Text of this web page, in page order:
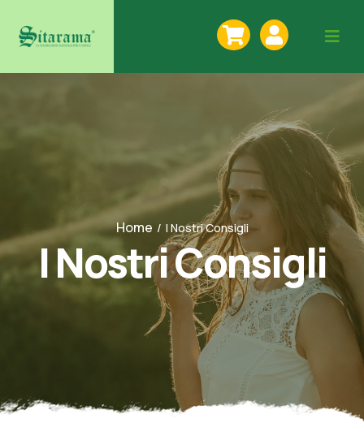
Home / I Nostri Consigli
I Nostri Consigli